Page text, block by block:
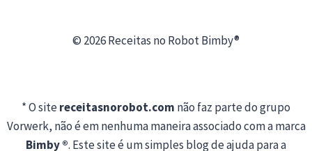
© 2026 Receitas no Robot Bimby®
* O sitereceitasnorobot.com não faz parte do grupo
Vorwerk, não é em nenhuma maneira associado com a marca
Bimby ®. Este site é um simples blog de ajuda para a